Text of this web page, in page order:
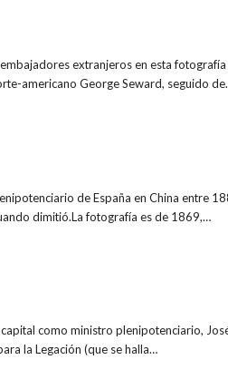
extranjeros en esta
americano George Seward, seguido
de España en China entre
dimitió.La fotografía es de 1869,…
como ministro plenipotenciario,
la Legación (que se halla…